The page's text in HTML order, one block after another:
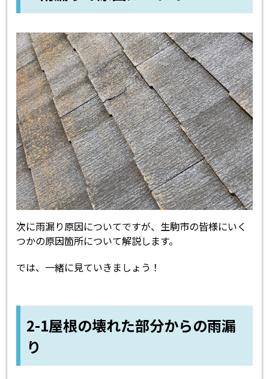
次に雨漏り原因についてですが、生駒市の皆様にいく
つかの原因箇所について解説します。
では、一緒に見ていきましょう！
2-1屋根の壊れた部分からの雨漏
り